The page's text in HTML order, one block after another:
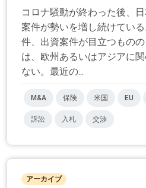
コロナ騒動が終わった後、
案件が勢いを増し続けてい
件、出資案件が目立つもの
は、欧州あるいはアジアに
ない。最近の...
M&A 保険 米国 EU
訴訟 入札 交渉
アーカイブ